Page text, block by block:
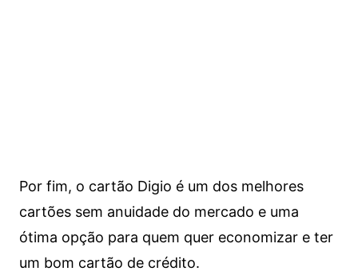
Por fim, o cartão Digio é um dos melhores
cartões sem anuidade do mercado e uma
ótima opção para quem quer economizar e ter
um bom cartão de crédito.